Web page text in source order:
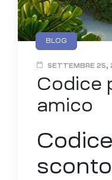
Categories
BLOG
SETTEMBRE 25,
Codice
amico